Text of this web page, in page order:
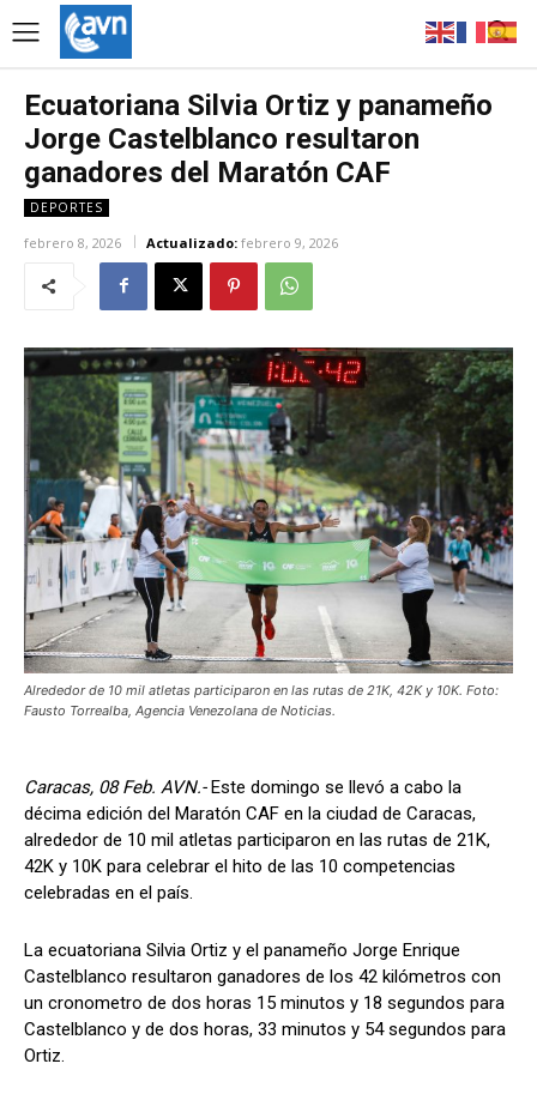
Ecuatoriana Silvia Ortiz y panameño
Jorge Castelblanco resultaron
ganadores del Maratón CAF
DEPORTES
febrero 8, 2026 Actualizado: febrero 9, 2026
Alrededor de 10 mil atletas participaron en las rutas de 21K, 42K y 10K. Foto:
Fausto Torrealba, Agencia Venezolana de Noticias.
Caracas, 08 Feb. AVN.-Este domingo se llevó a cabo la
décima edición del Maratón CAF en la ciudad de Caracas,
alrededor de 10 mil atletas participaron en las rutas de 21K,
42K y 10K para celebrar el hito de las 10 competencias
celebradas en el país.
La ecuatoriana Silvia Ortiz y el panameño Jorge Enrique
Castelblanco resultaron ganadores de los 42 kilómetros con
un cronometro de dos horas 15 minutos y 18 segundos para
Castelblanco y de dos horas, 33 minutos y 54 segundos para
Ortiz.